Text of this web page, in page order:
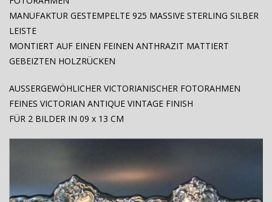
MANUFAKTUR GESTEMPELTE 925 MASSIVE STERLING SILBER
LEISTE
MONTIERT AUF EINEN FEINEN ANTHRAZIT MATTIERT
GEBEIZTEN HOLZRÜCKEN
AUSSERGEWÖHLICHER VICTORIANISCHER FOTORAHMEN
FEINES VICTORIAN ANTIQUE VINTAGE FINISH
FÜR 2 BILDER IN 09 x 13 CM